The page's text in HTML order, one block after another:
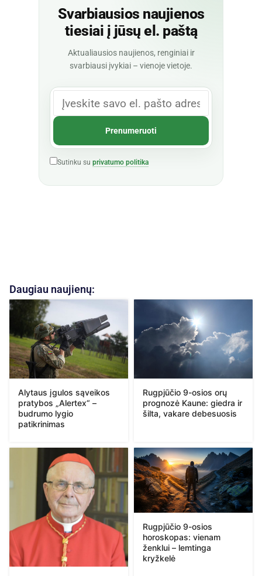
Svarbiausios naujienos
tiesiai į jūsų el. paštą
Aktualiausios naujienos, renginiai ir
svarbiausi įvykiai – vienoje vietoje.
Sutinku su privatumo politika
Daugiau naujienų:
Alytaus įgulos sąveikos
pratybos „Alertex“ –
budrumo lygio
patikrinimas
Rugpjūčio 9-osios orų
prognozė Kaune: giedra ir
šilta, vakare debesuosis
Rugpjūčio 9-osios
horoskopas: vienam
ženklui – lemtinga
kryžkelė